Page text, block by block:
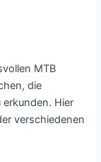
MTB
die
Hier
verschiedenen